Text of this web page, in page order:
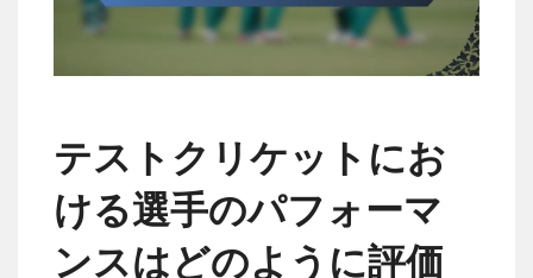
テストクリケットにお
ける選手のパフォーマ
ンスはどのように評価